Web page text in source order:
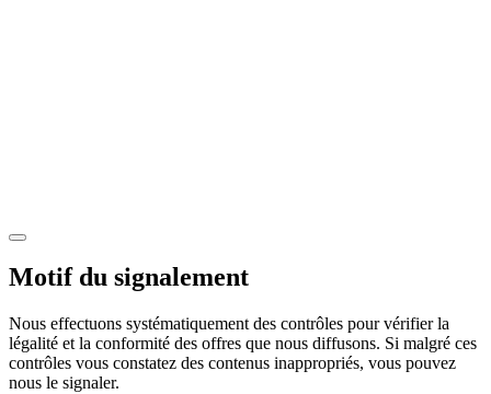
Motif du signalement
Nous effectuons systématiquement des contrôles pour vérifier la
légalité et la conformité des offres que nous diffusons. Si malgré ces
contrôles vous constatez des contenus inappropriés, vous pouvez
nous le signaler.